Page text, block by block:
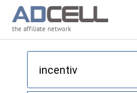
the affiliate network